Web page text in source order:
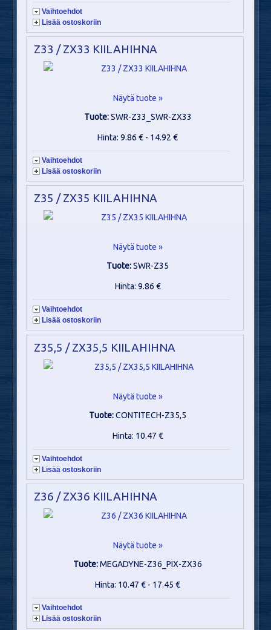
Vaihtoehdot
Lisää ostoskoriin
Z33 / ZX33 KIILAHIHNA
Näytä tuote »
Tuote:SWR-Z33_SWR-ZX33
Hinta: 9.86 € - 14.92 €
Vaihtoehdot
Lisää ostoskoriin
Z35 / ZX35 KIILAHIHNA
Näytä tuote »
Tuote:SWR-Z35
Hinta: 9.86 €
Vaihtoehdot
Lisää ostoskoriin
Z35,5 / ZX35,5 KIILAHIHNA
Näytä tuote »
Tuote:CONTITECH-Z35,5
Hinta: 10.47 €
Vaihtoehdot
Lisää ostoskoriin
Z36 / ZX36 KIILAHIHNA
Näytä tuote »
Tuote:MEGADYNE-Z36_PIX-ZX36
Hinta: 10.47 € - 17.45 €
Vaihtoehdot
Lisää ostoskoriin